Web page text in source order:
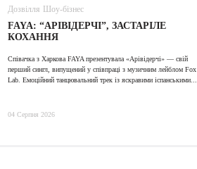
Дозвілля Шоу-бізнес
FAYA: “АРІВІДЕРЧІ”, ЗАСТАРІЛЕ
КОХАННЯ
Співачка з Харкова FAYA презентувала «Арівідерчі» — свій
перший сингл, випущений у співпраці з музичним лейблом Fox
Lab. Емоційний танцювальний трек із яскравими іспанськими...
04 Серпня 2026